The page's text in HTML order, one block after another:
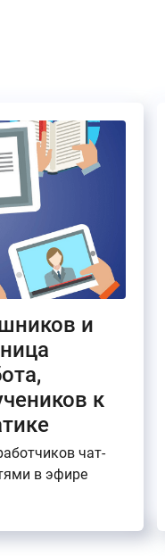
и
к
чат-
в эфире